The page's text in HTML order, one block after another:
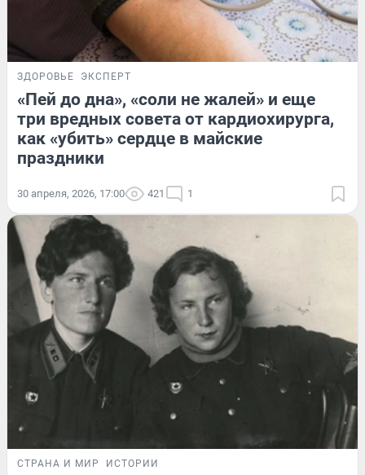
ЗДОРОВЬЕ ЭКСПЕРТ
«Пей до дна», «соли не жалей» и еще
три вредных совета от кардиохирурга,
как «убить» сердце в майские
праздники
30 апреля, 2026, 17:00 421 1
СТРАНА И МИР ИСТОРИИ